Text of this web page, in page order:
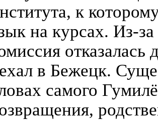
к
на курсах. Из-за
в Бежецк.
самого